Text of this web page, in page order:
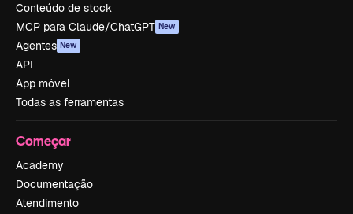
Conteúdo de stock
MCP para Claude/ChatGPT New
Agentes New
API
App móvel
Todas as ferramentas
Começar
Academy
Documentação
Atendimento